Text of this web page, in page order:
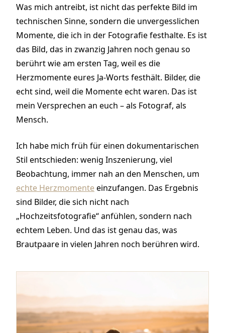
Was mich antreibt, ist nicht das perfekte Bild im
technischen Sinne, sondern die unvergesslichen
Momente, die ich in der Fotografie festhalte. Es ist
das Bild, das in zwanzig Jahren noch genau so
berührt wie am ersten Tag, weil es die
Herzmomente eures Ja-Worts festhält. Bilder, die
echt sind, weil die Momente echt waren. Das ist
mein Versprechen an euch – als Fotograf, als
Mensch.
Ich habe mich früh für einen dokumentarischen
Stil entschieden: wenig Inszenierung, viel
Beobachtung, immer nah an den Menschen, um
echte Herzmomenteeinzufangen. Das Ergebnis
sind Bilder, die sich nicht nach
„Hochzeitsfotografie“ anfühlen, sondern nach
echtem Leben. Und das ist genau das, was
Brautpaare in vielen Jahren noch berühren wird.